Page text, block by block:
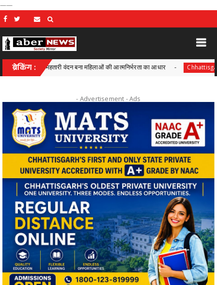
——
ब्रेकिंग :
में महतारी वंदन बना महिलाओं की आत्मनिर्भरता का आधार Chhattisgarh आयुक्त
- Advertisement -Ads